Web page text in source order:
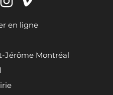
en ligne
Jérôme Montréal